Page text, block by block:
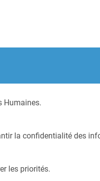
Humaines.
la confidentialité des
les priorités.